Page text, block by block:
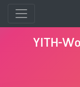
YITH-